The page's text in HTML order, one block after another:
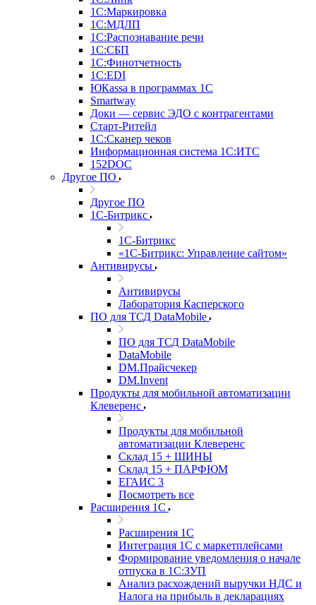
1С:Маркировка
1С:МДЛП
1С:Распознавание речи
1С:СБП
1С:Финотчетность
1С:EDI
ЮКаssа в программах 1С
Smartway
Доки — сервис ЭДО с контрагентами
Старт-Ритейл
1С:Сканер чеков
Информационная система 1С:ИТС
152DOC
Другое ПО
Другое ПО
1С-Битрикс
1С-Битрикс
«1С-Битрикс: Управление сайтом»
Антивирусы
Антивирусы
Лаборатория Касперского
ПО для ТСД DataMobile
ПО для ТСД DataMobile
DataMobile
DM.Прайсчекер
DM.Invent
Продукты для мобильной автоматизации
Клеверенс
Продукты для мобильной
автоматизации Клеверенс
Склад 15 + ШИНЫ
Склад 15 + ПАРФЮМ
ЕГАИС 3
Посмотреть все
Расширения 1С
Расширения 1С
Интеграция 1С с маркетплейсами
Формирование уведомления о начале
отпуска в 1С:ЗУП
Анализ расхождений выручки НДС и
Налога на прибыль в декларациях